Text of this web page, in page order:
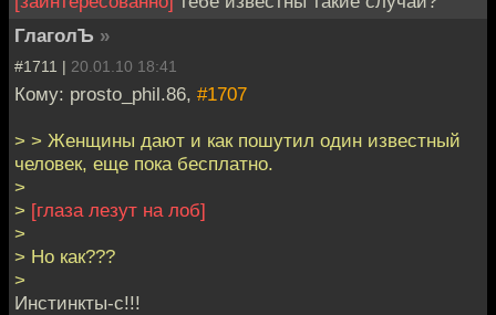
ГлаголЪ »
#1711 | 20.01.10 18:41
Кому: prosto_phil.86, #1707
> > Женщины дают и как пошутил один известный
человек, еще пока бесплатно.
>
> [глаза лезут на лоб]
>
> Но как???
>
Инстинкты-с!!!